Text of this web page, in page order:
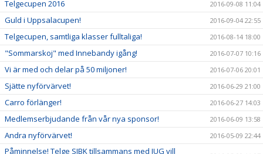
Telgecupen 2016 2016-09-08 11:04
Guld i Uppsalacupen! 2016-09-04 22:55
Telgecupen, samtliga klasser fulltaliga! 2016-08-14 18:00
"Sommarskoj" med Innebandy igång! 2016-07-07 10:16
Vi är med och delar på 50 miljoner! 2016-07-06 20:01
Sjätte nyförvärvet! 2016-06-29 21:00
Carro förlänger! 2016-06-27 14:03
Medlemserbjudande från vår nya sponsor! 2016-06-09 13:58
Andra nyförvärvet! 2016-05-09 22:44
Påminnelse! Telge SIBK tillsammans med IUG vill